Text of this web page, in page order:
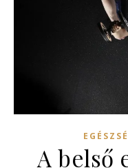
A belső